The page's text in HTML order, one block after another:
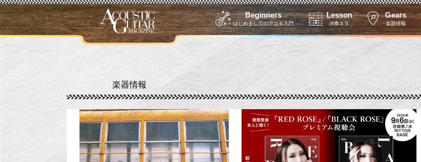
Beginners
はじめましてのアコギ入門
Lesson
演奏ネタ
Gears
楽器情報
楽器情報